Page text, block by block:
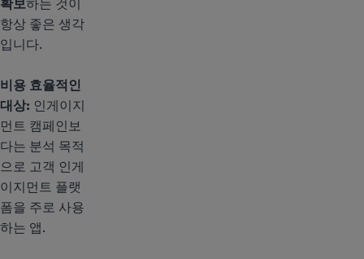
확보하는 것이
항상 좋은 생각
입니다.
비용 효율적인
대상: 인게이지
먼트 캠페인보
다는 분석 목적
으로 고객 인게
이지먼트 플랫
폼을 주로 사용
하는 앱.